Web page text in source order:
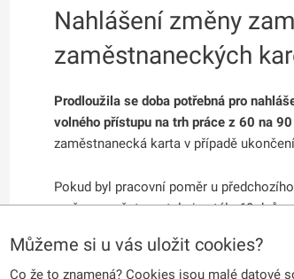
Můžeme si u vás uložit cookies?
Co že to znamená? Cookies jsou malé datové
Nahlášení změny
zaměstnaneckých
Prodloužila se doba potřebná pro
volného přístupu na trh práce z 60 na
zaměstnanecká karta v případě
Pokud byl pracovní poměr u
změny zaměstnavatele je stále 60 dnů.
Pokud však byl pracovní poměr u
na nahlášení změny zaměstnavatele